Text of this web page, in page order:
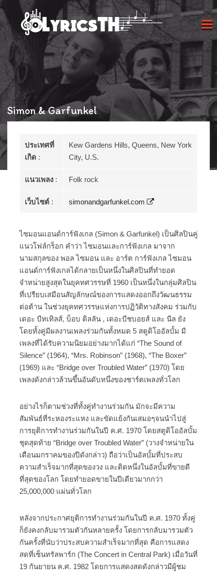
Simon & Garfunkel
ประเทศที่
เกิด :
Kew Gardens Hills, Queens, New York
City, U.S.
แนวเพลง : Folk rock
เว็บไซต์ : simonandgarfunkel.com
ไซมอนแอนด์การ์ฟังเกล (Simon & Garfunkel) เป็นศิลปินคู่
แนวโฟล์กร็อก คำว่า ไซมอนและการ์ฟังเกล มาจาก
นามสกุลของ พอล ไซมอน และ อาร์ต การ์ฟังเกล ไซมอน
แอนด์การ์ฟังเกลได้กลายเป็นหนึ่งในศิลปินที่ทำยอด
จำหน่ายสูงสุดในยุคทศวรรษที่ 1960 เป็นหนึ่งในกลุ่มศิลปิน
ที่เปรียบเสมือนสัญลักษณ์ของการแสดงออกถึงวัฒนธรรม
ต่อต้าน ในช่วงยุคทศวรรษแห่งการปฏิวัติทางสังคม ร่วมกับ
เดอะ บีทเทิลส์, บ็อบ ดิลลัน , เดอะบีชบอยส์ และ นีล ยัง
โดยทั้งคู่มีผลงานเพลงร่วมกันทั้งหมด 5 สตูดิโออัลบั้ม มี
เพลงที่ได้รับความนิยมอย่างมากได้แก่ “The Sound of
Silence” (1964), “Mrs. Robinson” (1968), “The Boxer”
(1969) และ “Bridge over Troubled Water” (1970) โดย
เพลงดังกล่าวล้วนขึ้นอันดับหนึ่งของชาร์ตเพลงทั่วโลก
อย่างไรก็ตามช่วงที่ทั้งคู่ทำงานร่วมกัน มักจะมีความ
สัมพันธ์ที่ระหองระแหง และขัดแย้งกันเสมอๆจนนำไปสู่
การยุติการทำงานร่วมกันในปี ค.ศ. 1970 โดยสตูดิโออัลบั้ม
ชุดสุดท้าย “Bridge over Troubled Water” (วางจำหน่ายใน
เดือนมกราคมของปีดังกล่าว) ถือว่าเป็นอัลบั้มที่ประสบ
ความสำเร็จมากที่สุดของวง และติดหนึ่งในอัลบั้มที่ขายดี
ที่สุดของโลก โดยทำยอดขายในปีเดียวมากกว่า
25,000,000 แผ่นทั่วโลก
หลังจากประกาศยุติการทำงานร่วมกันในปี ค.ศ. 1970 ทั้งคู่
ก็ยังคงกลับมารวมตัวกันหลายครั้ง โดยการกลับมารวมตัว
กันครั้งที่นับว่าประสบความสำเร็จมากที่สุด คือการแสดง
สดที่เซ็นทรัลพาร์ก (The Concert in Central Park) เมื่อวันที่
19 กันยายน ค.ศ. 1982 โดยการแสดงสดดังกล่าวมีผู้ชม